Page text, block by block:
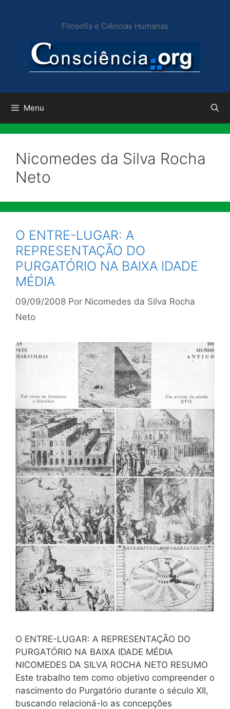
conteúdo
Filosofia e Ciências Humanas
Menu
Nicomedes da Silva Rocha
Neto
O ENTRE-LUGAR: A
REPRESENTAÇÃO DO
PURGATÓRIO NA BAIXA IDADE
MÉDIA
09/09/2008 Por Nicomedes da Silva Rocha
Neto
O ENTRE-LUGAR: A REPRESENTAÇÃO DO
PURGATÓRIO NA BAIXA IDADE MÉDIA
NICOMEDES DA SILVA ROCHA NETO RESUMO
Este trabalho tem como objetivo compreender o
nascimento do Purgatório durante o século XII,
buscando relacioná-lo as concepções